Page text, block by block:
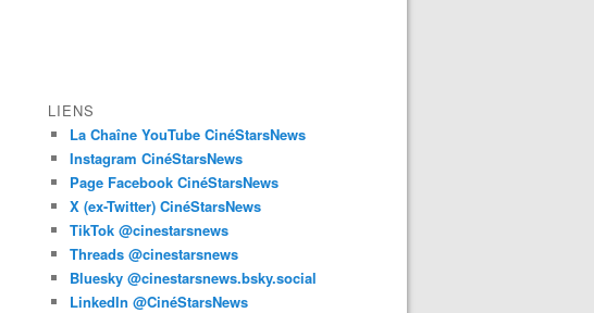
LIENS
La Chaîne YouTube CinéStarsNews
Instagram CinéStarsNews
Page Facebook CinéStarsNews
X (ex-Twitter) CinéStarsNews
TikTok @cinestarsnews
Threads @cinestarsnews
Bluesky @cinestarsnews.bsky.social‬
LinkedIn @CinéStarsNews